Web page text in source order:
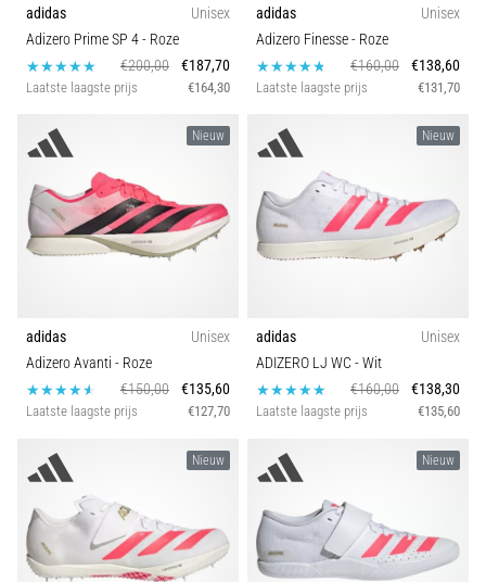
iliotibiale
bandsyndroom
(ITBS),
een
veelvoorkomend
gezondheidsprobleem…
artikelen
adidas
Unisex
Adizero Prime SP 4- Roze
€200,00
€187,70
Laatste laagste prijs €164,30
adidas
Unisex
Adizero Finesse- Roze
€160,00
€138,60
Laatste laagste prijs €131,70
Nieuw
adidas
Unisex
Adizero Avanti - Roze
€150,00
€135,60
Laatste laagste prijs €127,70
Nieuw
adidas
Unisex
ADIZERO LJ WC - Wit
€160,00
€138,30
Laatste laagste prijs €135,60
Nieuw Nieuw